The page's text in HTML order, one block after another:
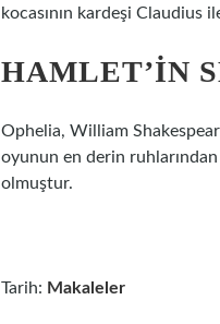
kocasının kardeşi Claudius
HAMLET’IN
Ophelia, William
oyunun en derin
olmuştur.
Tarih: Makaleler